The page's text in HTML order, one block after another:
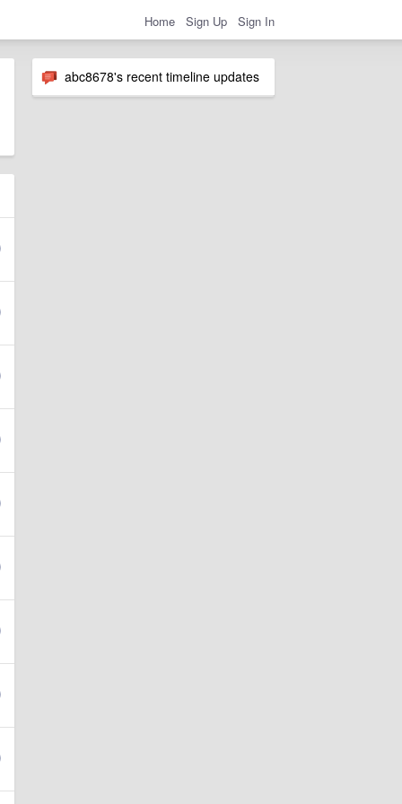
Home Sign Up Sign In
abc8678's recent timeline updates